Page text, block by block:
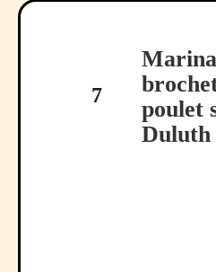
7
poulet
Duluth